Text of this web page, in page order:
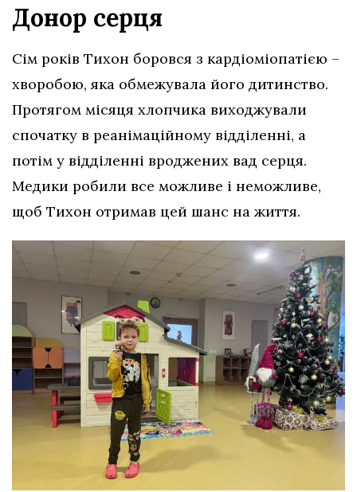
Донор серця
Сім років Тихон боровся з кардіоміопатією –
хворобою, яка обмежувала його дитинство.
Протягом місяця хлопчика виходжували
спочатку в реанімаційному відділенні, а
потім у відділенні вроджених вад серця.
Медики робили все можливе і неможливе,
щоб Тихон отримав цей шанс на життя.